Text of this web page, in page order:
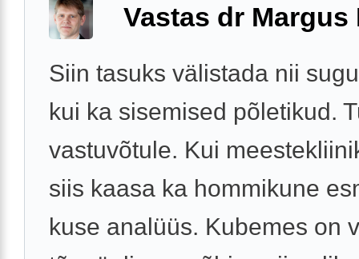
Vastas dr Margus
Siin tasuks välistada nii
kui ka sisemised põletikud.
vastuvõtule. Kui
siis kaasa ka hommikune
kuse analüüs. Kubemes on